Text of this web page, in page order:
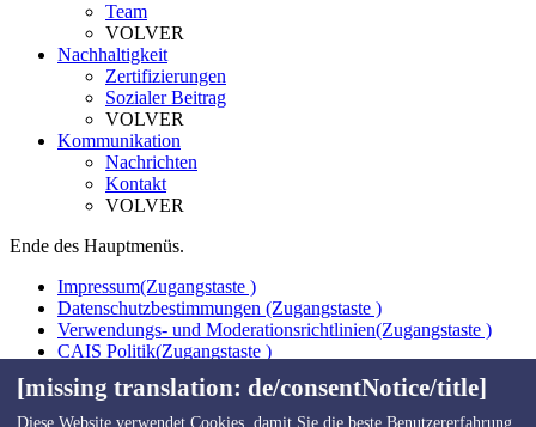
Team
VOLVER
Nachhaltigkeit
Zertifizierungen
Sozialer Beitrag
VOLVER
Kommunikation
Nachrichten
Kontakt
VOLVER
Ende des Hauptmenüs.
Impressum(Zugangstaste )
Datenschutzbestimmungen (Zugangstaste )
Verwendungs- und Moderationsrichtlinien(Zugangstaste )
CAIS Politik(Zugangstaste )
Webkarte(Zugangstaste )
Kontakt(Zugangstaste )
[missing translation: de/consentNotice/title]
Diese Website verwendet Cookies, damit Sie die beste Benutzererfahrung